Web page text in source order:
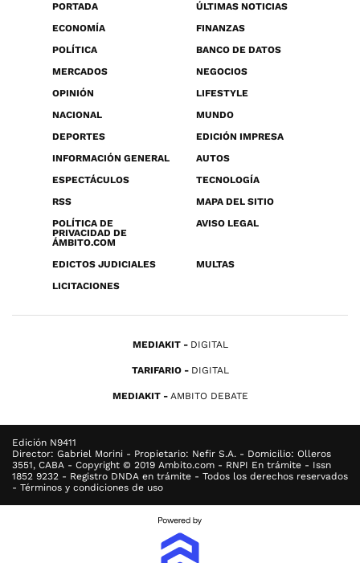
PORTADA
ÚLTIMAS NOTICIAS
ECONOMÍA
FINANZAS
POLÍTICA
BANCO DE DATOS
MERCADOS
NEGOCIOS
OPINIÓN
LIFESTYLE
NACIONAL
MUNDO
DEPORTES
EDICIÓN IMPRESA
INFORMACIÓN GENERAL
AUTOS
ESPECTÁCULOS
TECNOLOGÍA
RSS
MAPA DEL SITIO
POLÍTICA DE
PRIVACIDAD DE
ÁMBITO.COM
AVISO LEGAL
EDICTOS JUDICIALES
MULTAS
LICITACIONES
MEDIAKIT DIGITAL
TARIFARIO DIGITAL
MEDIAKIT AMBITO DEBATE
Edición N9411
Director: Gabriel Morini - Propietario: Nefir S.A. - Domicilio: Olleros
3551, CABA - Copyright © 2019 Ambito.com - RNPI En trámite - Issn
1852 9232 - Registro DNDA en trámite - Todos los derechos reservados
- Términos y condiciones de uso